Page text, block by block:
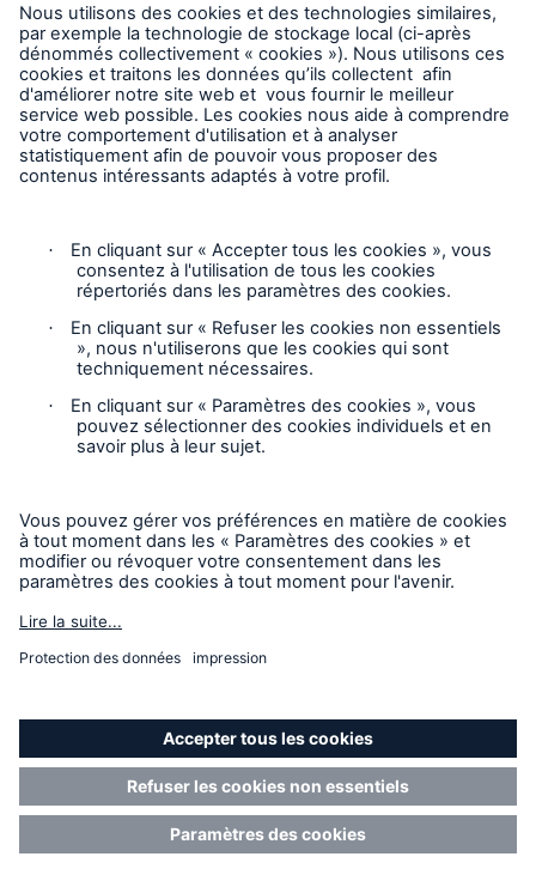
ChatGPT et cyberrisques
Questions et réponses avec Zair Kamal
Directeur, Développement de la clientèle et
Cyberexpert
Trois macro-tendances importantes influençant le risque
Iryna Lozynska, Stratégiste de l’innovation du
produit, Nouvelles solutions nous aide à
comprendre trois risques émergents auxquels
consommateurs.